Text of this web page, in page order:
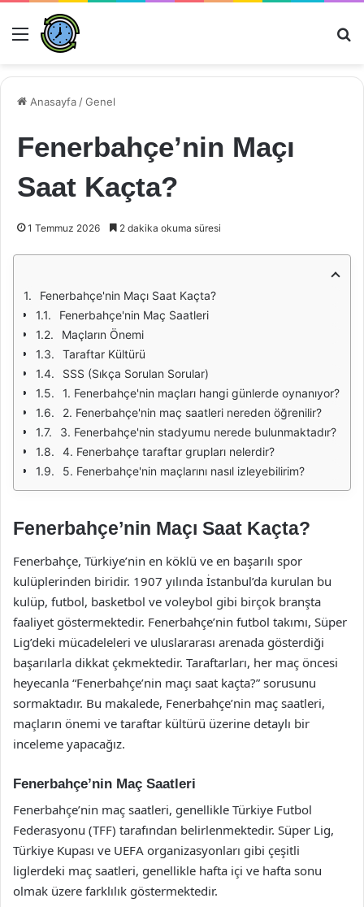
Menü
Anasayfa /Genel
Fenerbahçe’nin Maçı
Saat Kaçta?
1 Temmuz 2026 2 dakika okuma süresi
Fenerbahçe'nin Maçı Saat Kaçta?
Fenerbahçe'nin Maç Saatleri
Maçların Önemi
Taraftar Kültürü
SSS (Sıkça Sorulan Sorular)
1. Fenerbahçe'nin maçları hangi günlerde oynanıyor?
2. Fenerbahçe'nin maç saatleri nereden öğrenilir?
3. Fenerbahçe'nin stadyumu nerede bulunmaktadır?
4. Fenerbahçe taraftar grupları nelerdir?
5. Fenerbahçe'nin maçlarını nasıl izleyebilirim?
Fenerbahçe’nin Maçı Saat Kaçta?
Fenerbahçe, Türkiye’nin en köklü ve en başarılı spor
kulüplerinden biridir. 1907 yılında İstanbul’da kurulan bu
kulüp, futbol, basketbol ve voleybol gibi birçok branşta
faaliyet göstermektedir. Fenerbahçe’nin futbol takımı, Süper
Lig’deki mücadeleleri ve uluslararası arenada gösterdiği
başarılarla dikkat çekmektedir. Taraftarları, her maç öncesi
heyecanla “Fenerbahçe’nin maçı saat kaçta?” sorusunu
sormaktadır. Bu makalede, Fenerbahçe’nin maç saatleri,
maçların önemi ve taraftar kültürü üzerine detaylı bir
inceleme yapacağız.
Fenerbahçe’nin Maç Saatleri
Fenerbahçe’nin maç saatleri, genellikle Türkiye Futbol
Federasyonu (TFF) tarafından belirlenmektedir. Süper Lig,
Türkiye Kupası ve UEFA organizasyonları gibi çeşitli
liglerdeki maç saatleri, genellikle hafta içi ve hafta sonu
olmak üzere farklılık göstermektedir.